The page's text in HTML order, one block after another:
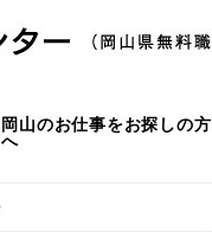
岡山のお仕事をお探しの方
へ